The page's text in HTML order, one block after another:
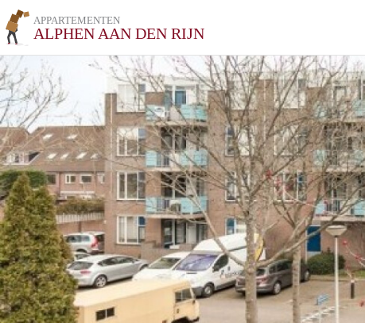
APPARTEMENTEN
ALPHEN AAN DEN RIJN